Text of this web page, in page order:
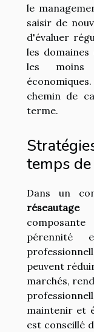
le
saisir de
d'évaluer
les
les moins
chemin de
terme.
temps
Dans un
réseautage
pérennité
peuvent
marchés,
maintenir et
est conseillé